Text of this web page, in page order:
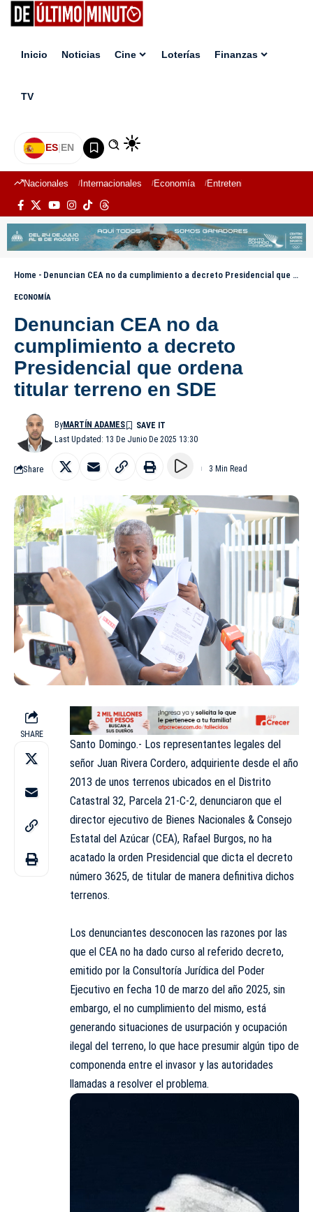
Inicio Noticias Cine Loterías Finanzas
TV
ES|EN
Nacionales Internacionales Economía Entretenimiento
Home - Denuncian CEA no da cumplimiento a decreto Presidencial que ordena titular terreno en SDE
ECONOMÍA
Denuncian CEA no da
cumplimiento a decreto
Presidencial que ordena
titular terreno en SDE
Last Updated: 13 De Junio De 2025 13:30
ByMARTÍN ADAMES
Share 3 Min Read
SHARE
Santo Domingo.- Los representantes legales del
señor Juan Rivera Cordero, adquiriente desde el año
2013 de unos terrenos ubicados en el Distrito
Catastral 32, Parcela 21-C-2, denunciaron que el
director ejecutivo de Bienes Nacionales & Consejo
Estatal del Azúcar (CEA), Rafael Burgos, no ha
acatado la orden Presidencial que dicta el decreto
número 3625, de titular de manera definitiva dichos
terrenos.
Los denunciantes desconocen las razones por las
que el CEA no ha dado curso al referido decreto,
emitido por la Consultoría Jurídica del Poder
Ejecutivo en fecha 10 de marzo del año 2025, sin
embargo, el no cumplimiento del mismo, está
generando situaciones de usurpación y ocupación
ilegal del terreno, lo que hace presumir algún tipo de
componenda entre el invasor y las autoridades
llamadas a resolver el problema.